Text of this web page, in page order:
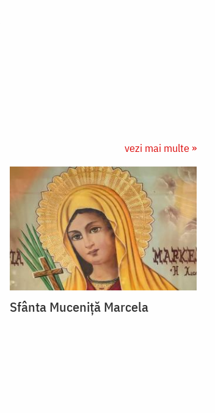
vezi mai multe »
Sfânta Muceniță Marcela